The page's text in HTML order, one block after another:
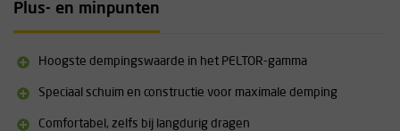
langdurig gebruik.
Model: Helmbevestiging (P5)
Materiaal oorschelpen: ABS-kunststof, buitenschelp TPU
Certificering: EN 352-3:2020, CE
Plus- en minpunten
Hoogste dempingswaarde in het PELTOR-gamma
Speciaal schuim en constructie voor maximale demping
Comfortabel, zelfs bij langdurig dragen